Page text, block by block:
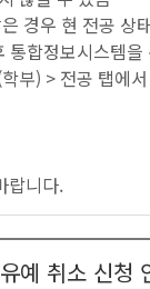
경우 현 전공 상
합정보시스템을
부) > 전공 탭에
랍니다.
예 취소 신청